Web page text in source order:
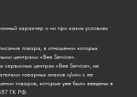
товара, в отношении которых
центрами «Bee Service».
сервисных центрах «Bee Service», не
товарных знаков и/или с ее
товаров, которые уже были введены в
ГК РФ
характер и ни при каких условиях